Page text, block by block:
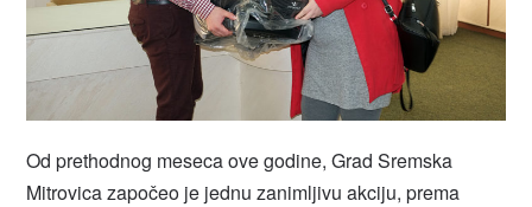
Od prethodnog meseca ove godine, Grad Sremska
Mitrovica započeo je jednu zanimljivu akciju, prema